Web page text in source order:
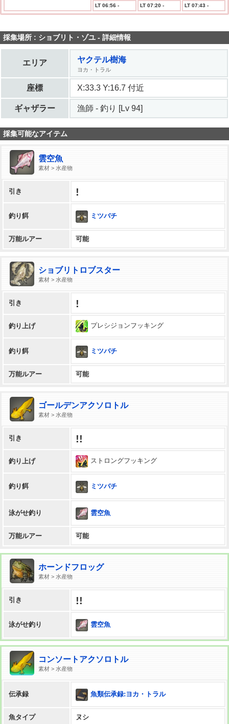
LT 06:56 - LT 07:20 - LT 07:43 -
採集場所 : ショブリト・ゾユ - 詳細情報
エリア ヤクテル樹海
ヨカ・トラル
座標 X:33.3 Y:16.7 付近
ギャザラー 漁師 - 釣り [Lv 94]
採集可能なアイテム
雲空魚
素材 > 水産物
引き !
釣り餌 ミツバチ
万能ルアー 可能
ショブリトロブスター
素材 > 水産物
引き !
釣り上げ プレシジョンフッキング
釣り餌 ミツバチ
万能ルアー 可能
ゴールデンアクソロトル
素材 > 水産物
引き !!
釣り上げ ストロングフッキング
釣り餌 ミツバチ
泳がせ釣り 雲空魚
万能ルアー 可能
ホーンドフロッグ
素材 > 水産物
引き !!
泳がせ釣り 雲空魚
コンソートアクソロトル
素材 > 水産物
伝承録 魚類伝承録:ヨカ・トラル
魚タイプ ヌシ